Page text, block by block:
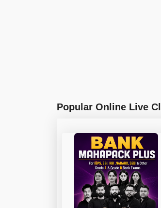
Popular Online Live